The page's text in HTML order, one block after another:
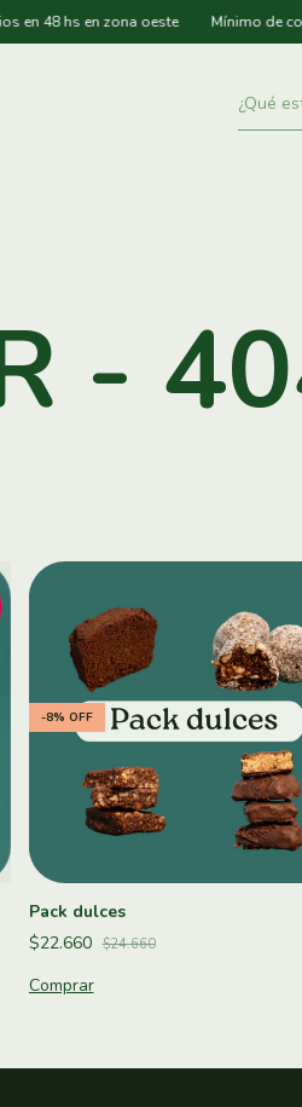
en 48 hs en zona oeste Mínimo de
-
-8% OFF
Pack dulces
$22.660 $24.660